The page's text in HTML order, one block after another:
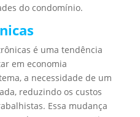
do condomínio.
é uma tendência
em economia
a necessidade de um
reduzindo os custos
Essa mudança